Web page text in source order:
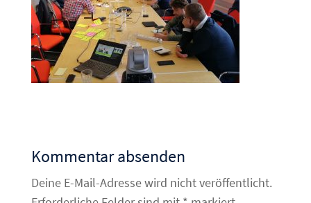
Kommentar absenden
Deine E-Mail-Adresse wird nicht veröffentlicht.